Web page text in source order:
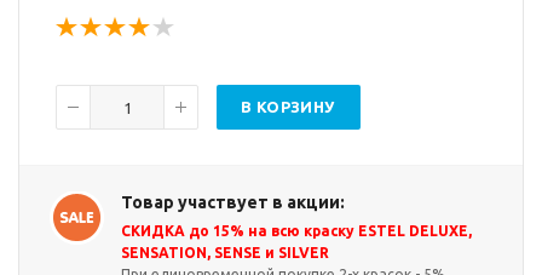
В КОРЗИНУ
Товар участвует в акции:
СКИДКА до 15% на всю краску ESTEL DELUXE,
SENSATION, SENSE и SILVER